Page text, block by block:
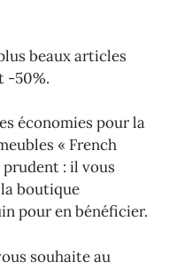
beaux articles
-50%.
économies pour la
« French
prudent : il vous
boutique
pour en bénéficier.
souhaite au